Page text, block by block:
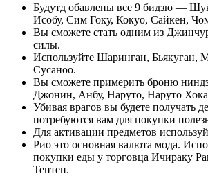
Будутд обавлены все 9 бидзю —
Исобу, Сим Гоку, Кокуо, Сайкен,
Вы сможете стать одним из
силы.
Используйте Шаринган, Бьякуган,
Сусаноо.
Вы сможете примерить броню
Джонин, Анбу, Наруто, Наруто
Убивая врагов вы будете получать
потребуются вам для покупки
Для активации предметов
Рио это основная валюта мода.
покупки еды у торговца Ичираку
Тентен.